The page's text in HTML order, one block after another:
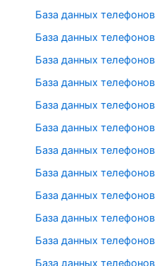
База данных
База данных
База данных
База данных
База данных телефонов
База данных
База данных
База данных
База данных
База данных
База данных
База данных телефонов